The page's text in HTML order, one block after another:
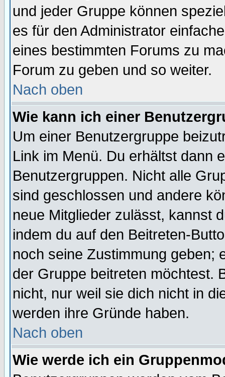
und jeder Gruppe können
es für den Administrator
eines bestimmten Forums zu
Forum zu geben und so weiter.
Nach oben
Wie kann ich einer
Um einer Benutzergruppe
Link im Menü. Du erhältst dann
Benutzergruppen. Nicht alle
sind geschlossen und andere
neue Mitglieder zulässt, kannst
indem du auf den Beitreten-
noch seine Zustimmung geben;
der Gruppe beitreten möchtest.
nicht, nur weil sie dich nicht in
werden ihre Gründe haben.
Nach oben
Wie werde ich ein